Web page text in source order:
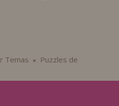
Temas »
Puzzles de